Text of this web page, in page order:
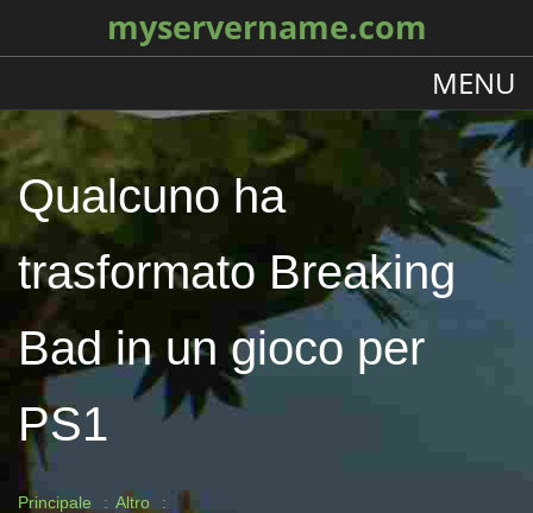
myservername.com
MENU
Qualcuno ha
trasformato Breaking
Bad in un gioco per
PS1
Principale
Altro